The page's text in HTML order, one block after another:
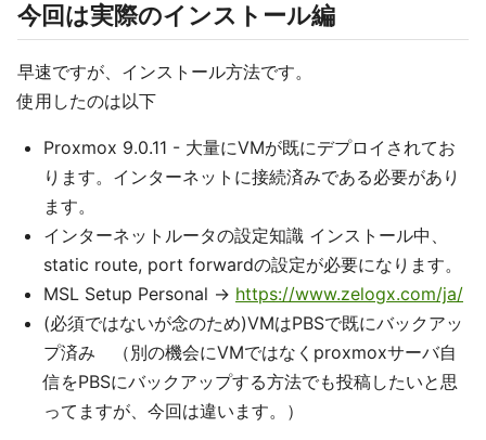
今回は実際のインストール編
早速ですが、インストール方法です。
使用したのは以下
Proxmox 9.0.11 - 大量にVMが既にデプロイされてお
ります。インターネットに接続済みである必要があり
ます。
インターネットルータの設定知識 インストール中、
static route, port forwardの設定が必要になります。
MSL Setup Personal -> https://www.zelogx.com/ja/
(必須ではないが念のため)VMはPBSで既にバックアッ
プ済み （別の機会にVMではなくproxmoxサーバ自
信をPBSにバックアップする方法でも投稿したいと思
ってますが、今回は違います。）